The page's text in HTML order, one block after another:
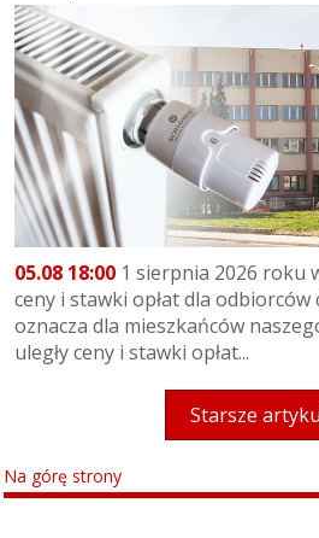
05.08 18:00 1 sierpnia 2026 roku
ceny i stawki opłat dla odbiorców
oznacza dla mieszkańców
uległy ceny i stawki opłat...
Starsze
Na górę strony